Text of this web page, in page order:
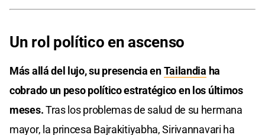
Un rol político en ascenso
Más allá del lujo, su presencia enTailandia ha
cobrado un peso político estratégico en los últimos
meses.Tras los problemas de salud de su hermana
mayor, la princesa Bajrakitiyabha, Sirivannavari ha